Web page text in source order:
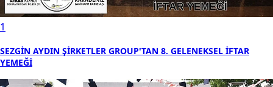
1
SEZGİN AYDIN ŞİRKETLER GROUP'TAN 8. GELENEKSEL İFTAR
YEMEĞİ